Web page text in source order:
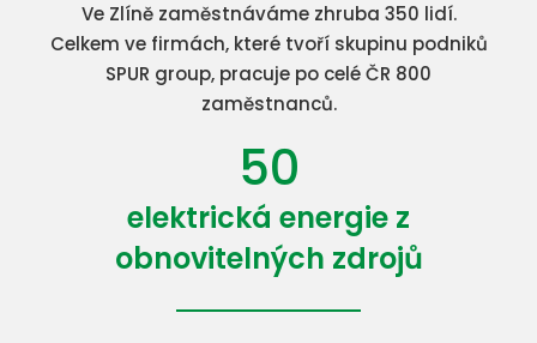
Ve Zlíně zaměstnáváme zhruba 350 lidí.
Celkem ve firmách, které tvoří skupinu podniků
SPUR group, pracuje po celé ČR 800
zaměstnanců.
50
elektrická energie z
obnovitelných zdrojů